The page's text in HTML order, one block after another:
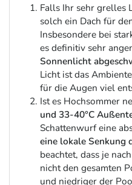
Falls Ihr sehr grelles
solch ein Dach für
Insbesondere bei
es definitiv sehr
Sonnenlicht
Licht ist das
für die Augen viel
Ist es Hochsommer
und 33-40°C
Schattenwurf eine
eine lokale Senkung
beachtet, dass je
nicht den gesamten
und niedriger der